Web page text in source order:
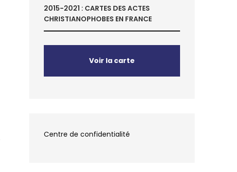
2015-2021 : CARTES DES ACTES
CHRISTIANOPHOBES EN FRANCE
Voir la carte
Centre de confidentialité